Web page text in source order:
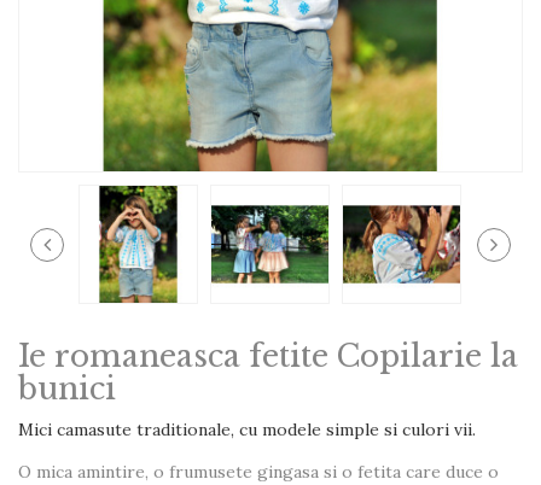
Ie romaneasca fetite Copilarie la
bunici
Mici camasute traditionale, cu modele simple si culori vii.
O mica amintire, o frumusete gingasa si o fetita care duce o